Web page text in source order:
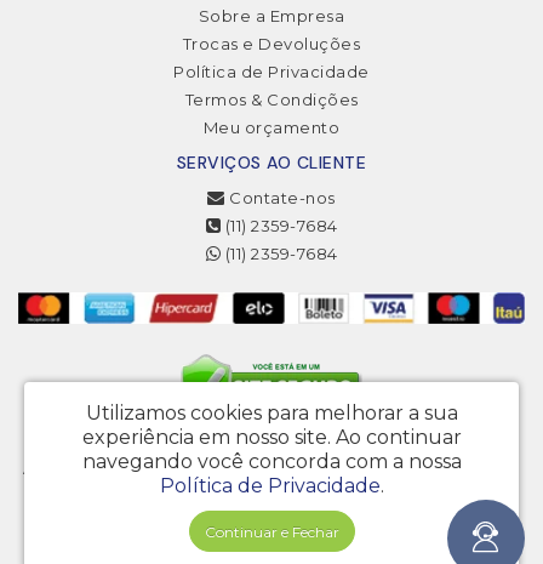
Sobre a Empresa
Trocas e Devoluções
Política de Privacidade
Termos & Condições
Meu orçamento
SERVIÇOS AO CLIENTE
Contate-nos
(11) 2359-7684
(11) 2359-7684
3MJ Projetos Gráficos Eireli - CNPJ: 20.222.646/0001-20
Av. Engenheiro Armando de Arruda Pereira, 4568 - Vila do Encontro - São
Paulo – SP - CEP 04325-001
Bio Gráfica © 2026
Desenvolvido por88digital
Utilizamos cookies para melhorar a sua
experiência em nosso site. Ao continuar
navegando você concorda com a nossa
Política de Privacidade.
Continuar e Fechar